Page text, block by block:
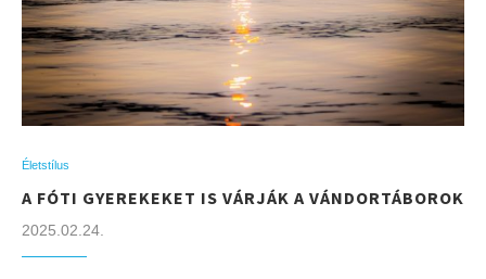
Életstílus
A FÓTI GYEREKEKET IS VÁRJÁK A VÁNDORTÁBOROK
2025.02.24.